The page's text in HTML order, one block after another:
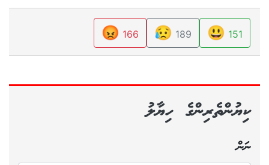
151
😃
189
😥
166
😡
ކިޔުންތެރިންގެ ހިޔާލު
ނަން